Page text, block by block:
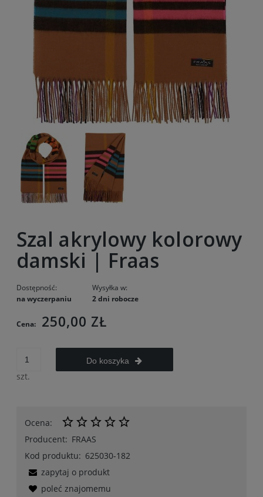
Szal akrylowy kolorowy
damski | Fraas
Dostępność:
na wyczerpaniu
Wysyłka w:
2 dni robocze
Cena: 250,00 ZŁ
szt.
Do koszyka
Ocena:
Producent: FRAAS
Kod produktu: 625030-182
zapytaj o produkt
poleć znajomemu